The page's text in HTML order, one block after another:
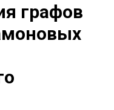
графов